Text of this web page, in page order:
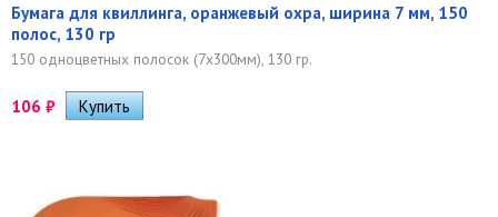
Бумага для квиллинга, оранжевый охра, ширина 7 мм, 150
полос, 130 гр
150 одноцветных полосок (7х300мм), 130 гр.
106 ₽